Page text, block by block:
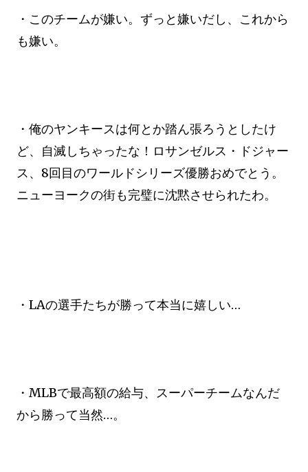
・このチームが嫌い。ずっと嫌いだし、これから
も嫌い。
・俺のヤンキースは何とか踏ん張ろうとしたけ
ど、自滅しちゃったな！ロサンゼルス・ドジャー
ス、8回目のワールドシリーズ優勝おめでとう。
ニューヨークの街も完璧に沈黙させられたわ。
・LAの選手たちが勝って本当に嬉しい…
・MLBで最高額の給与、スーパーチームなんだ
から勝って当然…。